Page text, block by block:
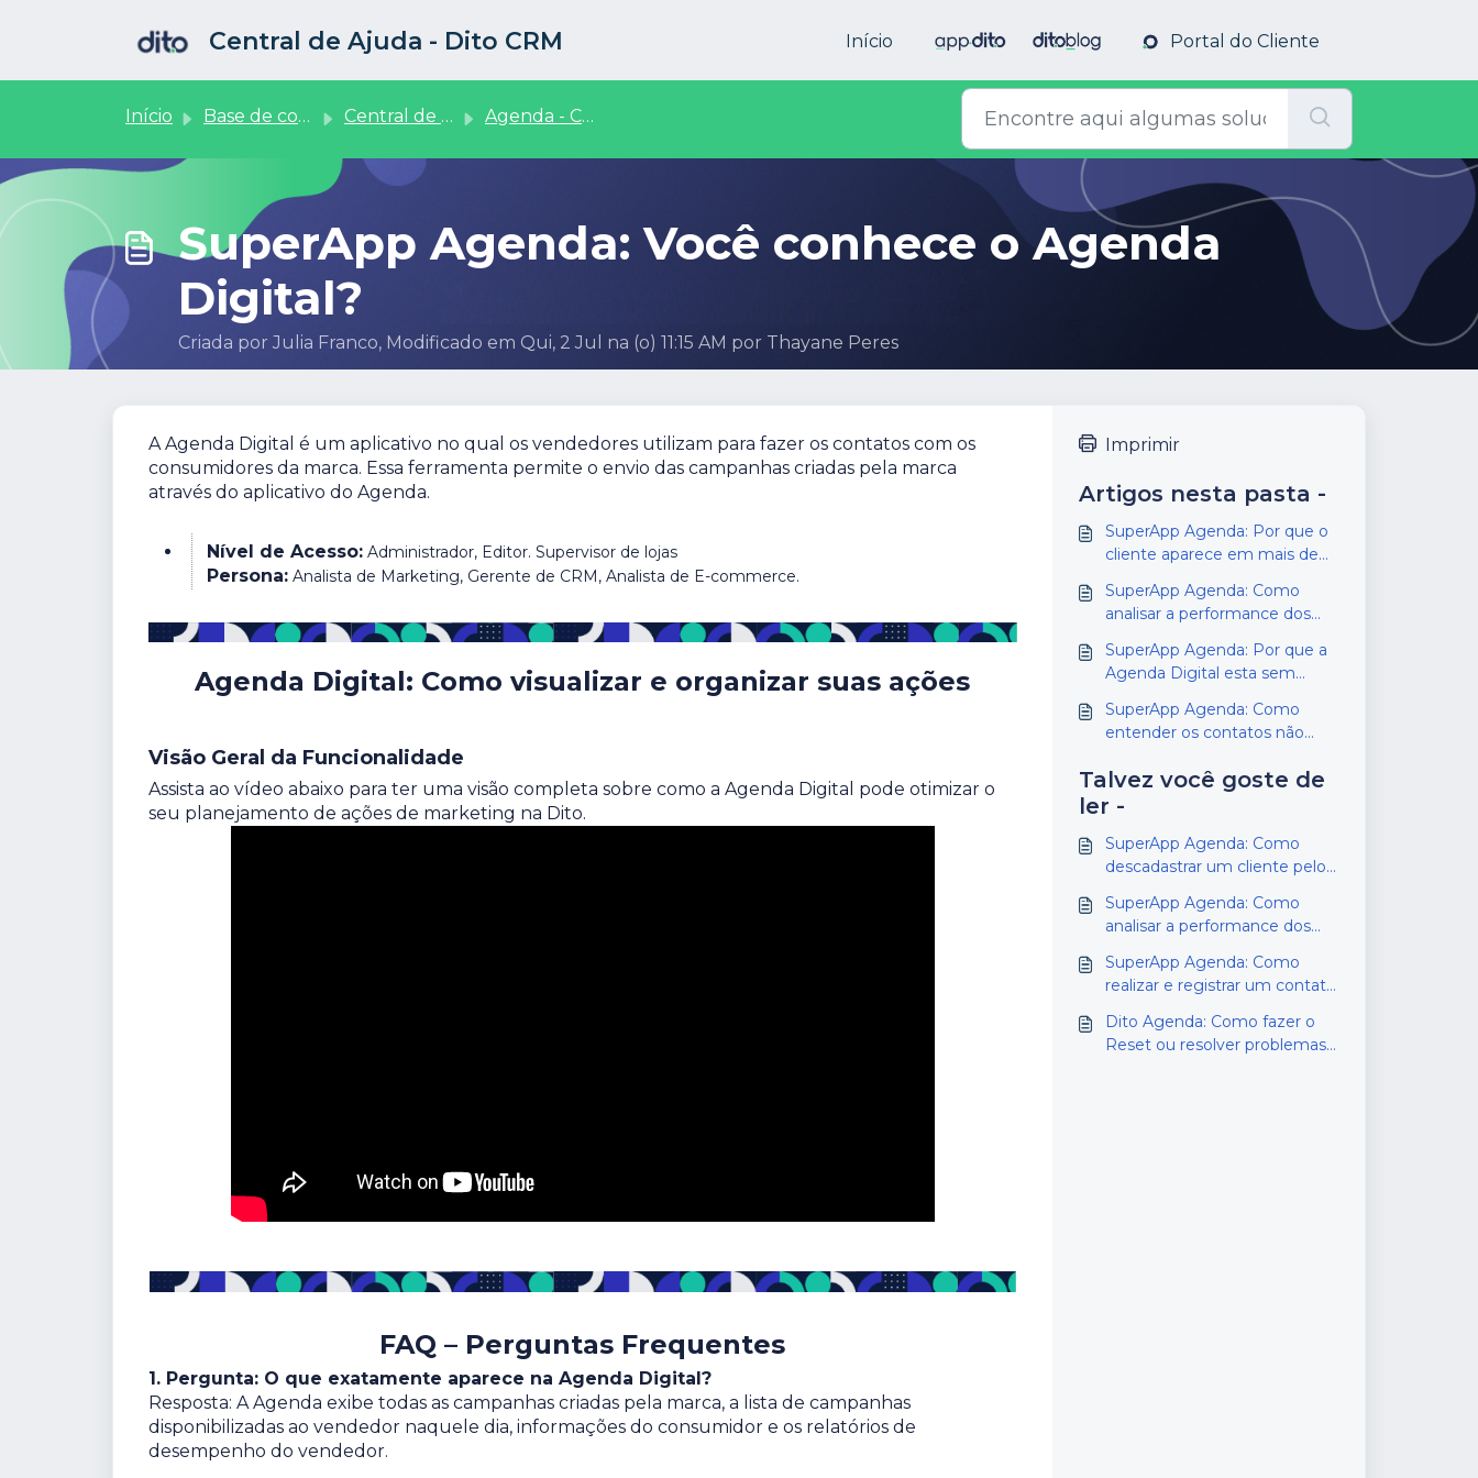
Central de Ajuda - Dito CRM Início Portal do Cliente
Início Base de conhecimento Central de Vendedores Agenda - Central de Vendedores
SuperApp Agenda: Você conhece o Agenda
Digital?
Criada por Julia Franco, Modificado em Qui, 2 Jul na (o) 11:15 AM por Thayane Peres
A Agenda Digital é um aplicativo no qual os vendedores utilizam para fazer os contatos com os
consumidores da marca. Essa ferramenta permite o envio das campanhas criadas pela marca
através do aplicativo do Agenda.
Nível de Acesso: Administrador, Editor. Supervisor de lojas
Persona: Analista de Marketing, Gerente de CRM, Analista de E-commerce.
Agenda Digital: Como visualizar e organizar suas ações
Visão Geral da Funcionalidade
Assista ao vídeo abaixo para ter uma visão completa sobre como a Agenda Digital pode otimizar o
seu planejamento de ações de marketing na Dito.
FAQ – Perguntas Frequentes
1. Pergunta: O que exatamente aparece na Agenda Digital?
Resposta: A Agenda exibe todas as campanhas criadas pela marca, a lista de campanhas
disponibilizadas ao vendedor naquele dia, informações do consumidor e os relatórios de
desempenho do vendedor.
Imprimir
Artigos nesta pasta -
SuperApp Agenda: Por que o
cliente aparece em mais de
SuperApp Agenda: Como
analisar a performance dos
SuperApp Agenda: Por que a
Agenda Digital esta sem
poucos contatos?
SuperApp Agenda: Como
entender os contatos não
Talvez você goste de
ler -
SuperApp Agenda: Como
descadastrar um cliente pelo
SuperApp Agenda: Como
analisar a performance dos
SuperApp Agenda: Como
realizar e registrar um contato
Dito Agenda: Como fazer o
Reset ou resolver problemas